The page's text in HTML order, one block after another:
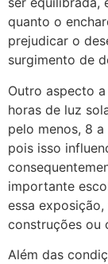
quanto o
prejudicar o
surgimento de
Outro aspecto
horas de luz
pelo menos, 8
pois isso
importante
essa
construções ou
Além das